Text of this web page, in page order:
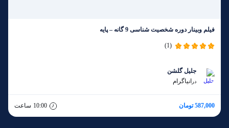
فیلم وبینار دوره شخصیت شناسی 9 گانه – پایه
(1)
جلیل گلشن
در انیاگرام
587,000 تومان 10:00 ساعت